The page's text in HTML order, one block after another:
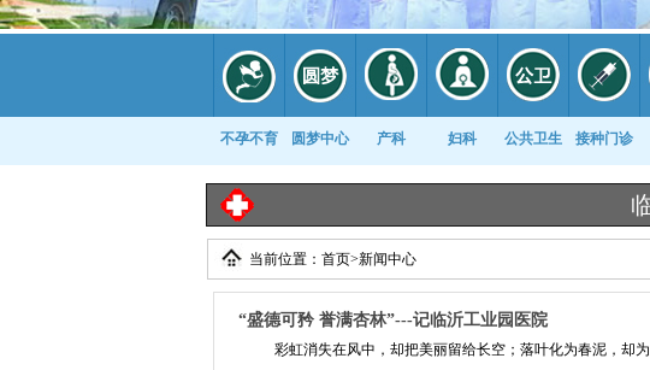
不孕不育 圆梦中心 产科 妇科 公共卫生 接种门诊
康复科
临沂工
当前位置： 首页>新闻中心
“盛德可矜 誉满杏林”---记临沂工业园医院
彩虹消失在风中，却把美丽留给长空；落叶化为春泥，却